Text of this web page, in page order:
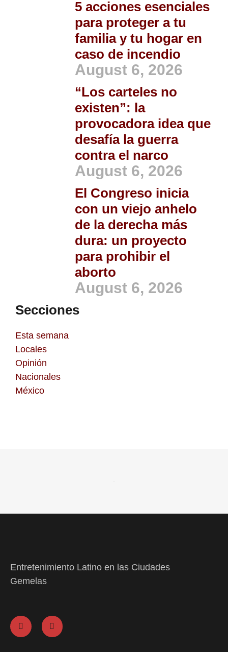
5 acciones esenciales
para proteger a tu
familia y tu hogar en
caso de incendio
August 6, 2026
“Los carteles no
existen”: la
provocadora idea que
desafía la guerra
contra el narco
August 6, 2026
El Congreso inicia
con un viejo anhelo
de la derecha más
dura: un proyecto
para prohibir el
aborto
August 6, 2026
Secciones
Esta semana
Locales
Opinión
Nacionales
México
Entretenimiento Latino en las Ciudades
Gemelas